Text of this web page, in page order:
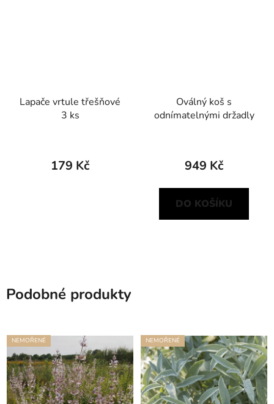
Lapače vrtule třešňové
3 ks
179 Kč
Oválný koš s
odnímatelnými držadly
949 Kč
DO KOŠÍKU
Podobné produkty
NEMOŘENÉ NEMOŘENÉ